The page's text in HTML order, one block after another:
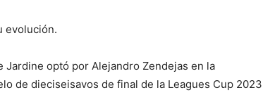
evolución.
optó por Alejandro Zendejas en la
de dieciseisavos de final de la Leagues Cup 2023